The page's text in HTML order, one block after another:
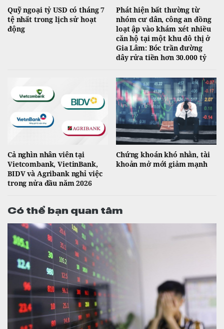
Quỹ ngoại tỷ USD có tháng 7
tệ nhất trong lịch sử hoạt
động
Phát hiện bất thường từ
nhóm cư dân, công an đồng
loạt ập vào khám xét nhiều
căn hộ tại một khu đô thị ở
Gia Lâm: Bóc trần đường
dây rửa tiền hơn 30.000 tỷ
Cả nghìn nhân viên tại
Vietcombank, VietinBank,
BIDV và Agribank nghỉ việc
trong nửa đầu năm 2026
Chứng khoán khó nhằn, tài
khoản mở mới giảm mạnh
Có thể bạn quan tâm